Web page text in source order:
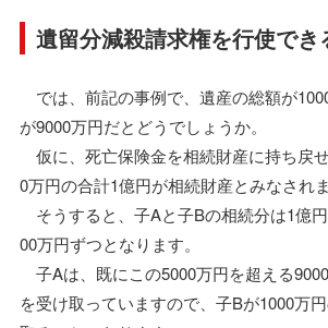
遺留分減殺請求権を行使でき
では、前記の事例で、遺産の総額が
が9000万円だとどうでしょうか。
仮に、死亡保険金を相続財産に持ち戻
0万円の合計1億円が相続財産とみなされま
そうすると、子Aと子Bの相続分は1億
00万円ずつとなります。
子Aは、既にこの5000万円を超える
を受け取っていますので、子Bが1000万